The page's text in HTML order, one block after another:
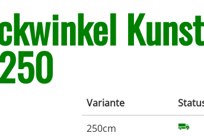
Variante
250cm